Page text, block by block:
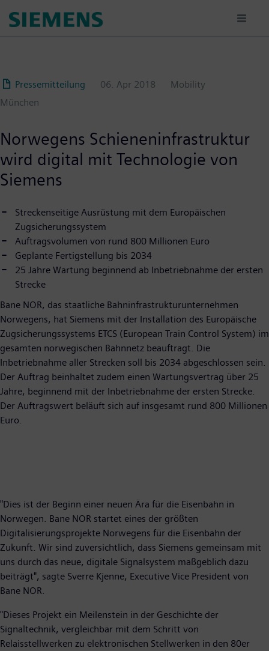
para
Pressemitteilung
06. Apr 2018
Mobility
München
Norwegens Schieneninfrastruktur
wird digital mit Technologie von
Siemens
Streckenseitige Ausrüstung mit dem Europäischen
Zugsicherungssystem
Auftragsvolumen von rund 800 Millionen Euro
Geplante Fertigstellung bis 2034
25 Jahre Wartung beginnend ab Inbetriebnahme der ersten
Strecke
Bane NOR, das staatliche Bahninfrastrukturunternehmen
Norwegens, hat Siemens mit der Installation des Europäische
Zugsicherungssystems ETCS (European Train Control System) im
gesamten norwegischen Bahnnetz beauftragt. Die
Inbetriebnahme aller Strecken soll bis 2034 abgeschlossen sein.
Der Auftrag beinhaltet zudem einen Wartungsvertrag über 25
Jahre, beginnend mit der Inbetriebnahme der ersten Strecke.
Der Auftragswert beläuft sich auf insgesamt rund 800 Millionen
Euro.
​"Dies ist der Beginn einer neuen Ära für die Eisenbahn in
Norwegen. Bane NOR startet eines der größten
Digitalisierungsprojekte Norwegens für die Eisenbahn der
Zukunft. Wir sind zuversichtlich, dass Siemens gemeinsam mit
uns durch das neue, digitale Signalsystem maßgeblich dazu
beiträgt", sagte Sverre Kjenne, Executive Vice President von
Bane NOR.
"Dieses Projekt ein Meilenstein in der Geschichte der
Signaltechnik, vergleichbar mit dem Schritt von
Relaisstellwerken zu elektronischen Stellwerken in den 80er